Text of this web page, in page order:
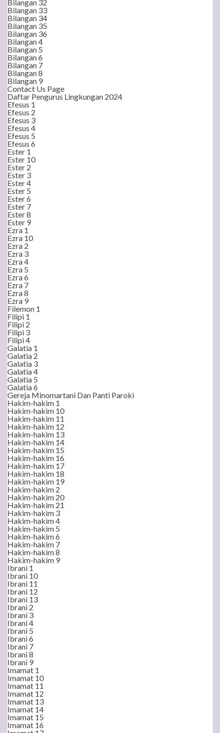
Bilangan 32
Bilangan 33
Bilangan 34
Bilangan 35
Bilangan 36
Bilangan 4
Bilangan 5
Bilangan 6
Bilangan 7
Bilangan 8
Bilangan 9
Contact Us Page
Daftar Pengurus Lingkungan 2024
Efesus 1
Efesus 2
Efesus 3
Efesus 4
Efesus 5
Efesus 6
Ester 1
Ester 10
Ester 2
Ester 3
Ester 4
Ester 5
Ester 6
Ester 7
Ester 8
Ester 9
Ezra 1
Ezra 10
Ezra 2
Ezra 3
Ezra 4
Ezra 5
Ezra 6
Ezra 7
Ezra 8
Ezra 9
Filemon 1
Filipi 1
Filipi 2
Filipi 3
Filipi 4
Galatia 1
Galatia 2
Galatia 3
Galatia 4
Galatia 5
Galatia 6
Gereja Minomartani Dan Panti Paroki
Hakim-hakim 1
Hakim-hakim 10
Hakim-hakim 11
Hakim-hakim 12
Hakim-hakim 13
Hakim-hakim 14
Hakim-hakim 15
Hakim-hakim 16
Hakim-hakim 17
Hakim-hakim 18
Hakim-hakim 19
Hakim-hakim 2
Hakim-hakim 20
Hakim-hakim 21
Hakim-hakim 3
Hakim-hakim 4
Hakim-hakim 5
Hakim-hakim 6
Hakim-hakim 7
Hakim-hakim 8
Hakim-hakim 9
Ibrani 1
Ibrani 10
Ibrani 11
Ibrani 12
Ibrani 13
Ibrani 2
Ibrani 3
Ibrani 4
Ibrani 5
Ibrani 6
Ibrani 7
Ibrani 8
Ibrani 9
Imamat 1
Imamat 10
Imamat 11
Imamat 12
Imamat 13
Imamat 14
Imamat 15
Imamat 16